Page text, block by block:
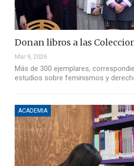
Donan libros a las
Mar 9, 2026
Más de 300 ejemplares,
estudios sobre feminismos y
ACADEMIA